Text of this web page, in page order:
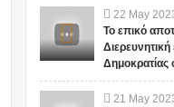
22 May
Το επικό
21 May